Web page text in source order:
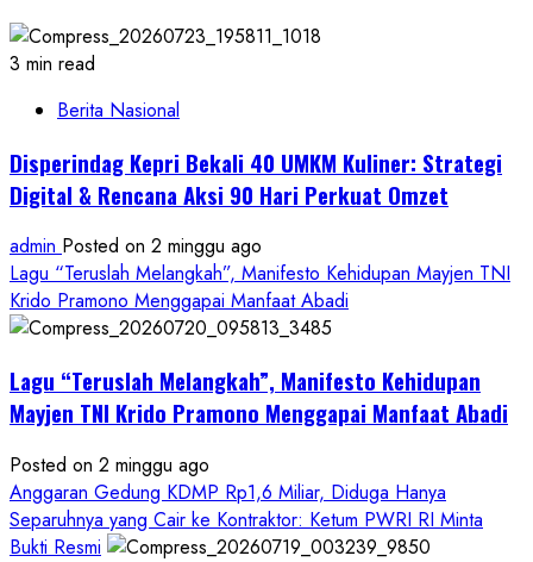
3 min read
Berita Nasional
Disperindag Kepri Bekali 40 UMKM Kuliner: Strategi
Digital & Rencana Aksi 90 Hari Perkuat Omzet
admin Posted on 2 minggu ago
Lagu “Teruslah Melangkah”, Manifesto Kehidupan Mayjen TNI
Krido Pramono Menggapai Manfaat Abadi
Lagu “Teruslah Melangkah”, Manifesto Kehidupan
Mayjen TNI Krido Pramono Menggapai Manfaat Abadi
Posted on 2 minggu ago
Anggaran Gedung KDMP Rp1,6 Miliar, Diduga Hanya
Separuhnya yang Cair ke Kontraktor: Ketum PWRI RI Minta
Bukti Resmi